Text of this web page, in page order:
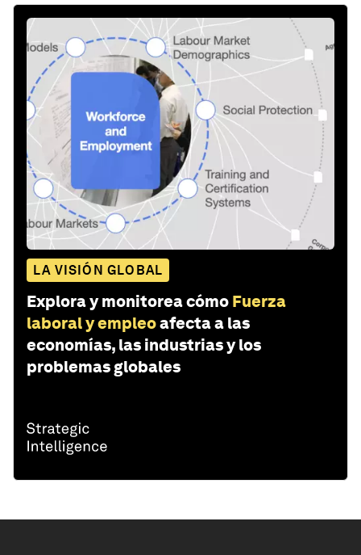
LA VISIÓN GLOBAL
Explora y monitorea cómo Fuerza
laboral y empleoafecta a las
economías, las industrias y los
problemas globales